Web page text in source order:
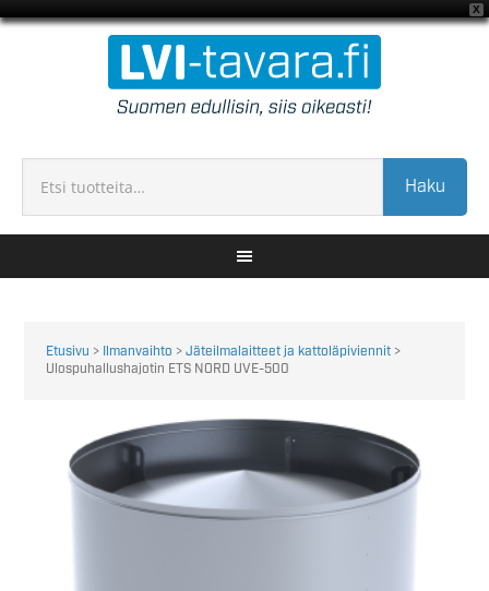
X
Haku
Etusivu > Ilmanvaihto >Jäteilmalaitteet ja kattoläpiviennit >
Ulospuhallushajotin ETS NORD UVE-500